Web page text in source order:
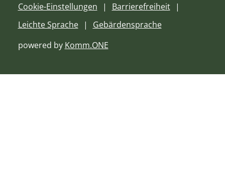
Cookie-Einstellungen
Barrierefreiheit
Leichte Sprache
Gebärdensprache
powered by Komm.ONE